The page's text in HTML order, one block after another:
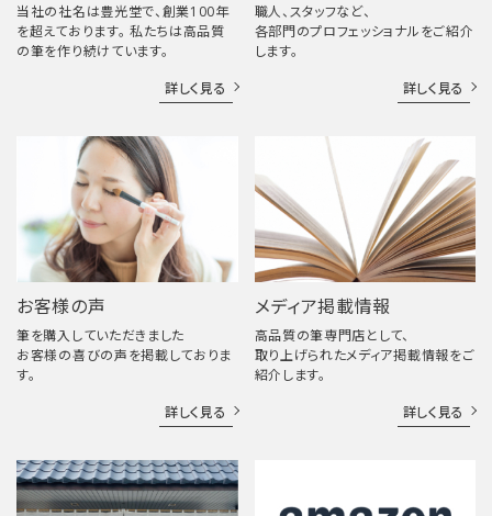
当社の社名は豊光堂で、創業100年
を超えております。 私たちは高品質
の筆を作り続けています。
詳しく見る
職人、スタッフなど、
各部門のプロフェッショナルをご紹介
します。
詳しく見る
お客様の声
筆を購入していただきました
お客様の喜びの声を掲載しておりま
す。
詳しく見る
メディア掲載情報
高品質の筆専門店として、
取り上げられたメディア掲載情報をご
紹介します。
詳しく見る